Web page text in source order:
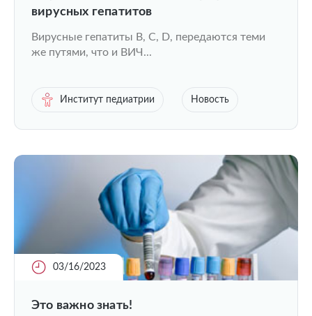
вирусных гепатитов
Вирусные гепатиты B, C, D, передаются теми
же путями, что и ВИЧ...
Институт педиатрии Новость
03/16/2023
Это важно знать!